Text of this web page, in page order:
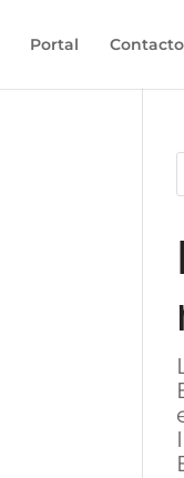
Portal Contacto